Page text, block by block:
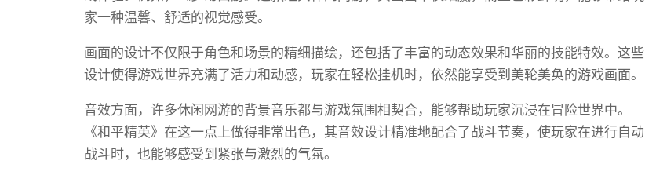
家一种温馨、舒适的视觉感受。
画面的设计不仅限于角色和场景的精细描绘，还包括了丰富的动态效果和华丽的技能特效。这些
设计使得游戏世界充满了活力和动感，玩家在轻松挂机时，依然能享受到美轮美奂的游戏画面。
音效方面，许多休闲网游的背景音乐都与游戏氛围相契合，能够帮助玩家沉浸在冒险世界中。
《和平精英》在这一点上做得非常出色，其音效设计精准地配合了战斗节奏，使玩家在进行自动
战斗时，也能够感受到紧张与激烈的气氛。